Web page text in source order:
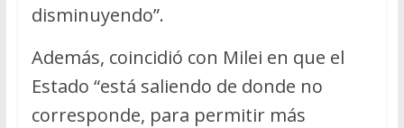
disminuyendo”.
Además, coincidió con Milei en que el
Estado “está saliendo de donde no
corresponde, para permitir más